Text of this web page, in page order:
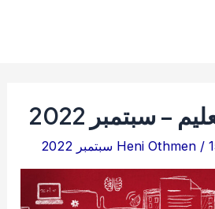
– سبتمبر 2022
Heni Othmen / 2022